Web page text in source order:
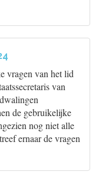
vragen van het lid
van
de gebruikelijke
nog niet alle
ernaar de vragen